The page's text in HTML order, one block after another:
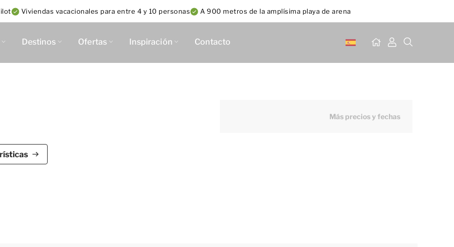
Viviendas vacacionales para entre 4 y 10 personas A 900 metros de la amplísima playa de arena
Destinos Ofertas Inspiración Contacto
para 4 personas con una superficie útil de
de estar y comedor, en el que podrás sentarte
a una galería cubierta, provista con una
Más precios y fechas